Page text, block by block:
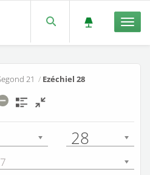
21 / Ezéchiel 28
28